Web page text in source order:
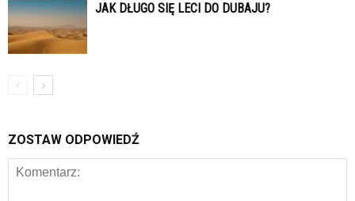
JAK DŁUGO SIĘ LECI DO DUBAJU?
ZOSTAW ODPOWIEDŹ